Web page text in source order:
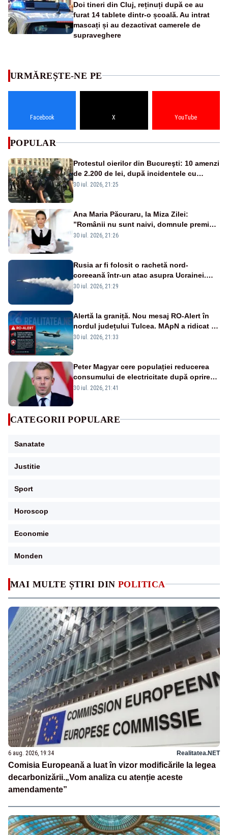
Doi tineri din Cluj, reținuți după ce au
furat 14 tablete dintr-o școală. Au intrat
mascați și au dezactivat camerele de
supraveghere
MAI MULTE ȘTIRI DIN POLITICA
6 aug. 2026, 19:34 Realitatea.NET
Comisia Europeană a luat în vizor modificările la legea
decarbonizării.„Vom analiza cu atenție aceste
amendamente”
URMĂREȘTE-NE PE
Facebook X YouTube
POPULAR
Protestul oierilor din Bucureşti: 10 amenzi
de 2.200 de lei, după incidentele cu
jandarmii
30 iul. 2026, 21:25
Ana Maria Păcuraru, la Miza Zilei:
”Românii nu sunt naivi, domnule premier
Bolojan”
30 iul. 2026, 21:26
Rusia ar fi folosit o rachetă nord-
coreeană într-un atac asupra Ucrainei.
Este pentru prima dată în acest an
30 iul. 2026, 21:29
Alertă la graniță. Nou mesaj RO-Alert în
nordul județului Tulcea. MApN a ridicat de
la sol două avioane F-16
30 iul. 2026, 21:33
Peter Magyar cere populației reducerea
consumului de electricitate după oprirea
centralei nucleare Paks, pe fondul secetei
30 iul. 2026, 21:41
CATEGORII POPULARE
Sanatate
Justitie
Sport
Horoscop
Economie
Monden